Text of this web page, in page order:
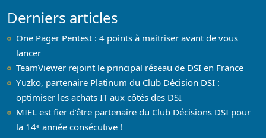
Derniers articles
One Pager Pentest : 4 points à maitriser avant de vous
lancer
TeamViewer rejoint le principal réseau de DSI en France
Yuzko, partenaire Platinum du Club Décision DSI :
optimiser les achats IT aux côtés des DSI
MIEL est fier d’être partenaire du Club Décisions DSI pour
la 14ᵉ année consécutive !